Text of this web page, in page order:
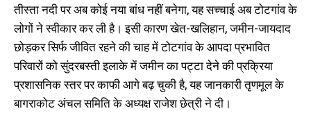
तीस्ता नदी पर अब कोई नया बांध नहीं बनेगा, यह सच्चाई अब टोटगांव के
लोगों ने स्वीकार कर ली है। इसी कारण खेत-खलिहान, जमीन-जायदाद
छोड़कर सिर्फ जीवित रहने की चाह में टोटगांव के आपदा प्रभावित
परिवारों को सुंदरबस्ती इलाके में जमीन का पट्टा देने की प्रक्रिया
प्रशासनिक स्तर पर काफी आगे बढ़ चुकी है, यह जानकारी तृणमूल के
बागराकोट अंचल समिति के अध्यक्ष राजेश छेत्री ने दी।